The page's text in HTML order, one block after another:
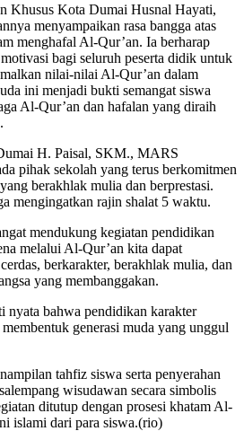
Khusus Kota Dumai Husnal Hayati,
menyampaikan rasa bangga atas
menghafal Al-Qur’an. Ia berharap
bagi seluruh peserta didik untuk
nilai-nilai Al-Qur’an dalam
ini menjadi bukti semangat siswa
Al-Qur’an dan hafalan yang diraih
H. Paisal, SKM., MARS
pihak sekolah yang terus berkomitmen
berakhlak mulia dan berprestasi.
mengingatkan rajin shalat 5 waktu.
mendukung kegiatan pendidikan
melalui Al-Qur’an kita dapat
berkarakter, berakhlak mulia, dan
yang membanggakan.
nyata bahwa pendidikan karakter
generasi muda yang unggul
tahfiz siswa serta penyerahan
wisudawan secara simbolis
ditutup dengan prosesi khatam Al-
islami dari para siswa.(rio)